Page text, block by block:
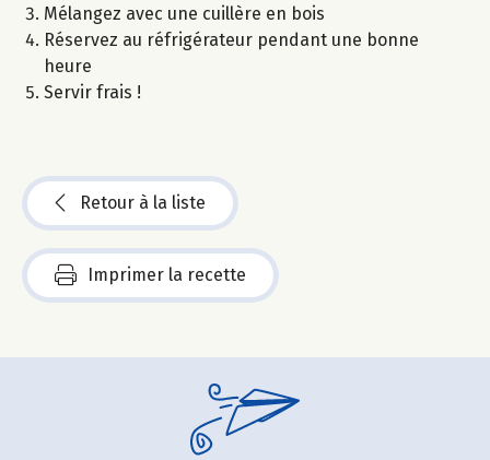
Mélangez avec une cuillère en bois
Réservez au réfrigérateur pendant une bonne
heure
Servir frais !
Retour à la liste
Imprimer la recette